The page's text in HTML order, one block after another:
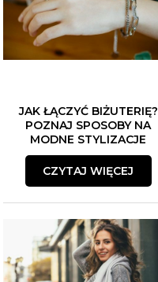
JAK ŁĄCZYĆ BIŻUTERIĘ?
POZNAJ SPOSOBY NA
MODNE STYLIZACJE
CZYTAJ WIĘCEJ